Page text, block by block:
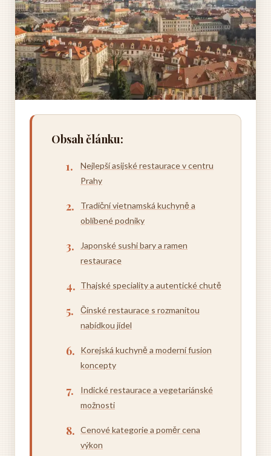
Obsah článku:
Nejlepší asijské restaurace v centru
Prahy
Tradiční vietnamská kuchyně a
oblíbené podniky
Japonské sushi bary a ramen
restaurace
Thajské speciality a autentické chutě
Čínské restaurace s rozmanitou
nabídkou jídel
Korejská kuchyně a moderní fusion
koncepty
Indické restaurace a vegetariánské
možnosti
Cenové kategorie a poměr cena
výkon